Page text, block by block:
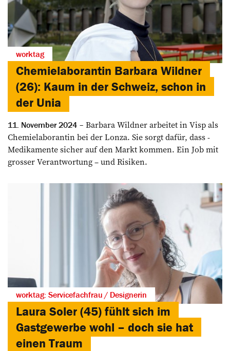
worktag
Chemielaborantin Barbara Wildner
(26): Kaum in der Schweiz, schon in
der Unia
11. November 2024
Barbara Wildner arbeitet in Visp als
Chemielaborantin bei der Lonza. Sie sorgt dafür, dass ­
Medikamente sicher auf den Markt kommen. Ein Job mit
grosser ­Verantwortung – und Risiken.
worktag: Servicefachfrau / Designerin
Laura Soler (45) fühlt sich im
Gastgewerbe wohl – doch sie hat
einen Traum